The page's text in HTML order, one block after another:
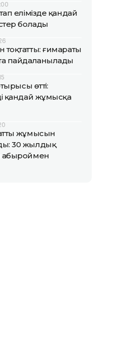
елімізде қандай
болады
ғимараты
пайдаланылады
өтті:
қандай жұмысқа
жұмысын
30 жылдық
абыроймен